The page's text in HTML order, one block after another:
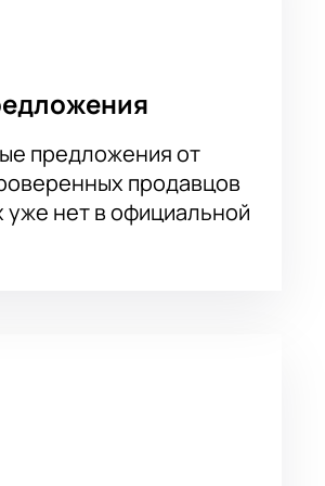
большого музыкального
предложения от
продавцов
нет в официальной